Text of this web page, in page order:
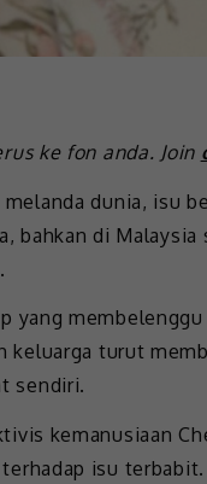
ke fon anda. Join
melanda dunia, isu
bahkan di
yang
keluarga turut
sendiri.
kemanusiaan
isu